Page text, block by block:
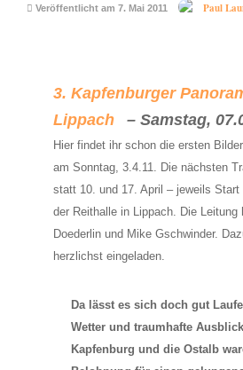
Veröffentlicht am 7. Mai 2011 Paul
3. Kapfenburger
Lippach
– Samstag,
Hier findet ihr schon die ersten
am Sonntag, 3.4.11. Die nächsten
statt 10. und 17. April – jeweils Start
der Reithalle in Lippach. Die Leitung
Doederlin und Mike Gschwinder.
herzlichst eingeladen.
Da lässt es sich doch gut
Wetter und traumhafte
Kapfenburg und die Ostalb